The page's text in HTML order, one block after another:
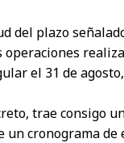
del plazo
el 31 de
trae consigo
un cronograma